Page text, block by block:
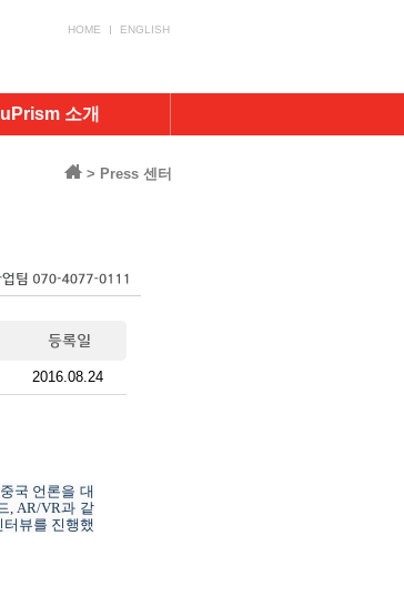
HOME ENGLISH
uPrism 소개
> Press 센터
2016.08.24
중국 언론을 대
, AR/VR과 같
터뷰를 진행했